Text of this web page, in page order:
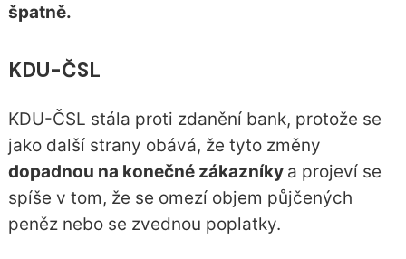
špatně.
KDU-ČSL
KDU-ČSL stála proti zdanění bank, protože se
jako další strany obává, že tyto změny
dopadnou na konečné zákazníky a projeví se
spíše v tom, že se omezí objem půjčených
peněz nebo se zvednou poplatky.